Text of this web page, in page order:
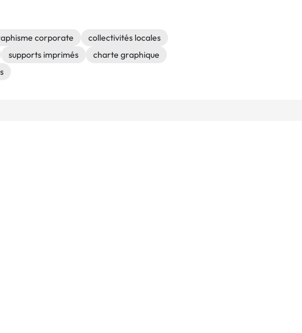
corporate
collectivités locales
supports imprimés
charte graphique